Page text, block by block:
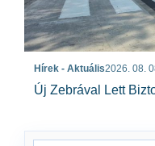
Hírek - Aktuális2026. 08.
Új Zebrával Lett